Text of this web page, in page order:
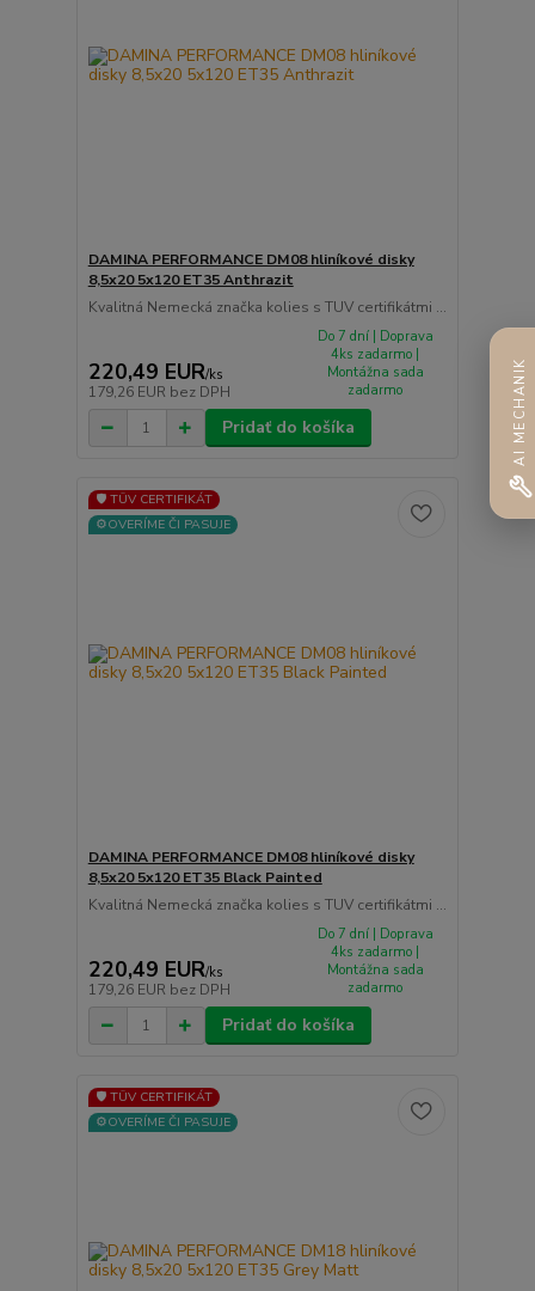
DAMINA PERFORMANCE DM08 hliníkové disky
8,5x20 5x120 ET35 Anthrazit
Kvalitná Nemecká značka kolies s TUV certifikátmi ...
220,49 EUR/ks
179,26 EUR bez DPH
Do 7 dní | Doprava
4ks zadarmo |
Montážna sada
zadarmo
Pridať do košíka
🛡️ TÜV CERTIFIKÁT
⚙️OVERÍME ČI PASUJE
DAMINA PERFORMANCE DM08 hliníkové disky
8,5x20 5x120 ET35 Black Painted
Kvalitná Nemecká značka kolies s TUV certifikátmi ...
220,49 EUR/ks
179,26 EUR bez DPH
Do 7 dní | Doprava
4ks zadarmo |
Montážna sada
zadarmo
Pridať do košíka
🛡️ TÜV CERTIFIKÁT
⚙️OVERÍME ČI PASUJE
AI MECHANIK